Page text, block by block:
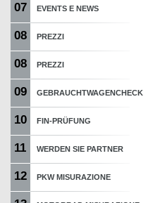
07 EVENTS E NEWS
08 PREZZI
08 PREZZI
09 GEBRAUCHTWAGENCHECK
10 FIN-PRÜFUNG
11 WERDEN SIE PARTNER
12 PKW MISURAZIONE